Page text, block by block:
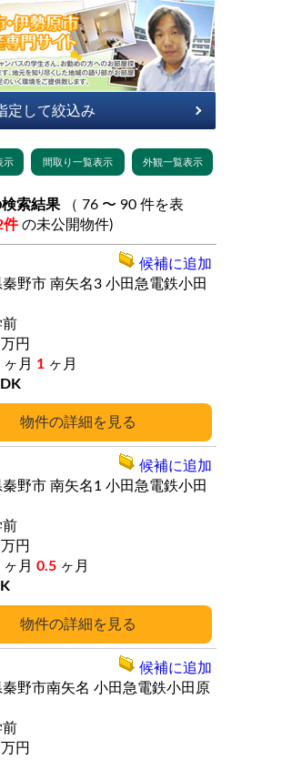
索結果
件 の未公開物件)
詳細
野市 南矢名3 小田急電鉄小田
前
万円
ヶ月 1 ヶ月
候補に追加
詳細
野市 南矢名1 小田急電鉄小田
前
万円
ヶ月 0.5 ヶ月
候補に追加
野市南矢名 小田急電鉄小田原
前
万円
候補に追加